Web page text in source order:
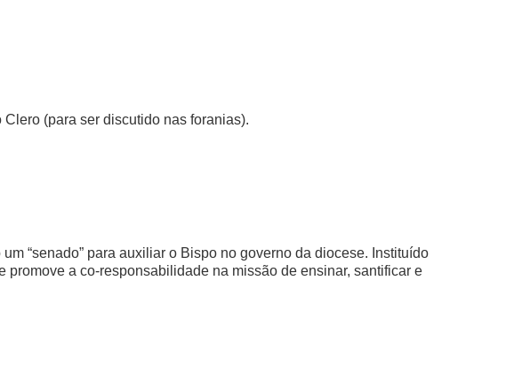
(para ser discutido nas foranias).
“senado” para auxiliar o Bispo no governo da diocese. Instituído
a co-responsabilidade na missão de ensinar, santificar e